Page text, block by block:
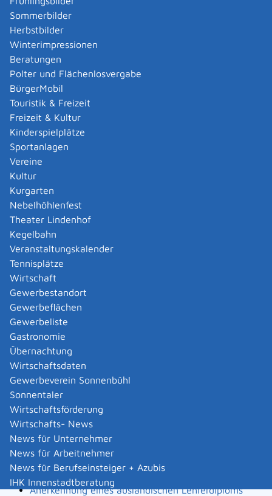
Sommerbilder
Herbstbilder
Winterimpressionen
Beratungen
Polter und Flächenlosvergabe
BürgerMobil
Touristik & Freizeit
Freizeit & Kultur
Kinderspielplätze
Sportanlagen
Vereine
Kultur
Kurgarten
Nebelhöhlenfest
Theater Lindenhof
Kegelbahn
Veranstaltungskalender
Tennisplätze
Wirtschaft
Gewerbestandort
Gewerbeflächen
Gewerbeliste
Gastronomie
Übernachtung
Wirtschaftsdaten
Gewerbeverein Sonnenbühl
Sonnentaler
Wirtschaftsförderung
Wirtschafts- News
News für Unternehmer
News für Arbeitnehmer
News für Berufseinsteiger + Azubis
IHK Innenstadtberatung
im Rahmen der Geldwäscheaufsicht registrieren
Altenpfleger, Arbeitserzieher, Haus- und
Familienpfleger, Heilerziehungsassistent,
Heilpädagoge, Jugend- und Heimerzieher,
Sozialarbeiter, Sozialpädagoge mit ausländischer
Berufsausbildung – Erlaubnis zur Führung der
Berufsbezeichnung beantragen
Altersrente - Rente bei vorzeitigem Eintritt in den
Ruhestand beantragen
Altersrente für besonders langjährig Versicherte
beantragen
Altersrente für schwerbehinderte Menschen
beantragen
Amtliche Meldebestätigung ausstellen
Andere Strafanzeige stellen
Änderung bezüglich des Betriebs gentechnischer
Anlagen mitteilen
Änderung der Gemeinschaftslizenz beantragen
Änderung des Entwicklungsziels einer Ökokonto-
Maßnahme beantragen
Änderung des Wohnsitzes innerhalb derselben
Stadt oder Gemeinde melden
Änderung nach Beantragung oder bei Bezug von
Bürgergeld mitteilen
Änderung persönlicher Daten der Hochschule
mitteilen
Änderungen an die Krankenkasse melden
Anerkennung als gemeinnützige Stiftung
beantragen
Anerkennung als Pharmaberater beantragen
Anerkennung als Prüf-, Zertifizierung- oder
Überwachungsstelle (PÜZ-Stelle) nach
Landesbauordnung
Anerkennung eines ausländischen Lehrerdiploms